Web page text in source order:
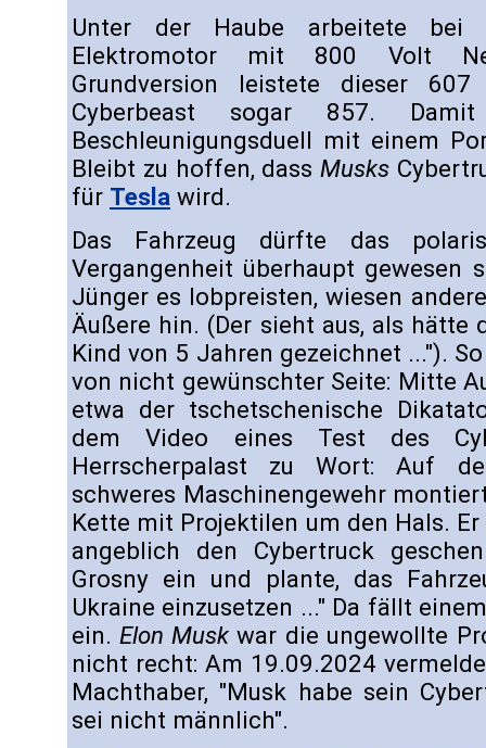
Unter der Haube arbeitete bei
Elektromotor mit 800 Volt
Grundversion leistete dieser
Cyberbeast sogar 857.
Beschleunigungsduell mit einem
Bleibt zu hoffen, dass Musks
für Tesla wird.
Das Fahrzeug dürfte das
Vergangenheit überhaupt gewesen
Jünger es lobpreisten, wiesen
Äußere hin. (Der sieht aus, als hätte
Kind von 5 Jahren gezeichnet ...").
von nicht gewünschter Seite: Mitte
etwa der tschetschenische
dem Video eines Test des
Herrscherpalast zu Wort: Auf
schweres Maschinengewehr
Kette mit Projektilen um den Hals.
angeblich den Cybertruck
Grosny ein und plante, das
Ukraine einzusetzen ..." Da fällt
ein.Elon Muskwar die ungewollte
nicht recht: Am 19.09.2024
Machthaber, "Musk habe sein
sei nicht männlich".